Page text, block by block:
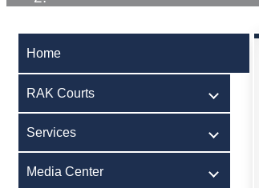
Home
RAK Courts
Services
Media Center